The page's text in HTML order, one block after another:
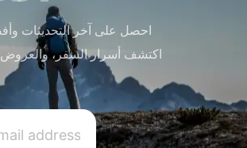
احصل على آخر التحديثات
اكتشف أسرار السفر،